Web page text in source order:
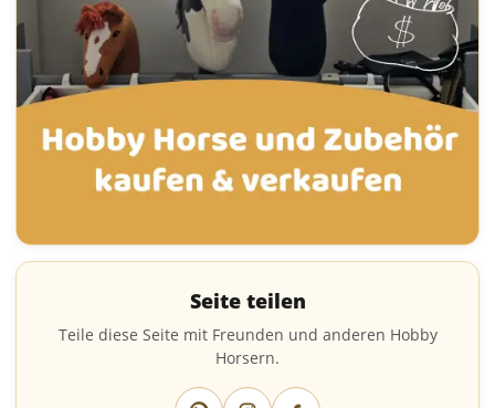
Seite teilen
Teile diese Seite mit Freunden und anderen Hobby
Horsern.